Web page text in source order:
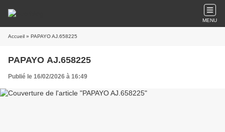
MENU
Accueil » PAPAYO AJ.658225
PAPAYO AJ.658225
Publié le 16/02/2026 à 16:49